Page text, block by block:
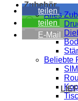
Zubehör
Alles
Beliebte
teilen
teilen
E-Mail